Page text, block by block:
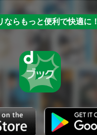
ならもっと便利で快適に！